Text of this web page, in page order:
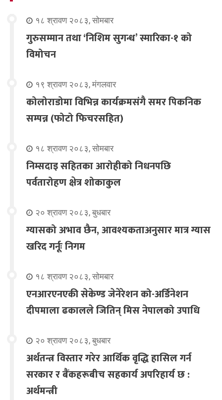
१८ श्रावण २०८३, सोमबार
गुरुसम्मान तथा ‘निशिम सुगन्ध’ स्मारिका-१ को
विमोचन
१९ श्रावण २०८३, मंगलवार
कोलोराडोमा विभिन्न कार्यक्रमसंगै समर पिकनिक
सम्पन्न (फोटो फिचरसहित)
१८ श्रावण २०८३, सोमबार
निम्सदाइ सहितका आरोहीको निधनपछि
पर्वतारोहण क्षेत्र शोकाकुल
२० श्रावण २०८३, बुधबार
ग्यासको अभाव छैन, आवश्यकताअनुसार मात्र ग्यास
खरिद गर्नूः निगम
१८ श्रावण २०८३, सोमबार
एनआरएनएकी सेकेण्ड जेनेरेशन को-अर्डिनेशन
दीपमाला ढकालले जितिन् मिस नेपालको उपाधि
२० श्रावण २०८३, बुधबार
अर्थतन्त्र विस्तार गरेर आर्थिक वृद्धि हासिल गर्न
सरकार र बैंकहरूबीच सहकार्य अपरिहार्य छ :
अर्थमन्त्री